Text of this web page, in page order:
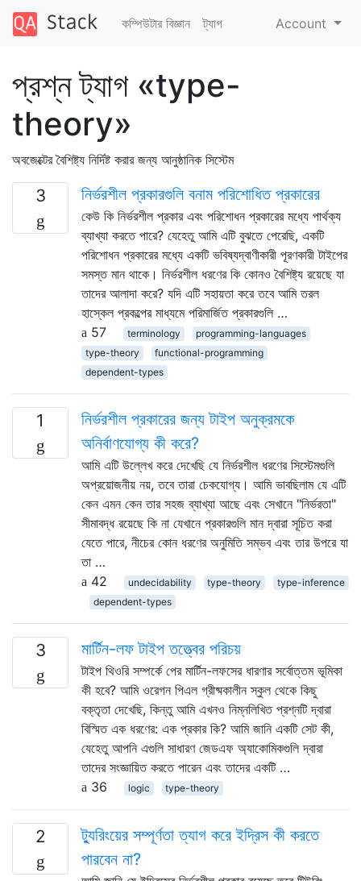
কম্পিউটার বিজ্ঞান ট্যাগ Account
প্রশ্ন ট্যাগ «type-
theory»
অবজেক্টের বৈশিষ্ট্য নির্দিষ্ট করার জন্য আনুষ্ঠানিক সিস্টেম
3 নির্ভরশীল প্রকারগুলি বনাম পরিশোধিত প্রকারের
কেউ কি নির্ভরশীল প্রকার এবং পরিশোধন প্রকারের মধ্যে পার্থক্য
ব্যাখ্যা করতে পারে? যেহেতু আমি এটি বুঝতে পেরেছি, একটি
পরিশোধন প্রকারের মধ্যে একটি ভবিষ্যদ্বাণীকারী পূরণকারী টাইপের
সমস্ত মান থাকে। নির্ভরশীল ধরণের কি কোনও বৈশিষ্ট্য রয়েছে যা
তাদের আলাদা করে? যদি এটি সহায়তা করে তবে আমি তরল
হাস্কেল প্রকল্পের মাধ্যমে পরিমার্জিত প্রকারগুলি …
57
terminology
programming-languages
type-theory
functional-programming
dependent-types
1
নির্ভরশীল প্রকারের জন্য টাইপ অনুক্রমকে
অনির্বাণযোগ্য কী করে?
আমি এটি উল্লেখ করে দেখেছি যে নির্ভরশীল ধরণের সিস্টেমগুলি
অপ্রয়োজনীয় নয়, তবে তারা চেকযোগ্য। আমি ভাবছিলাম যে এটি
কেন এমন কেন তার সহজ ব্যাখ্যা আছে এবং সেখানে "নির্ভরতা"
সীমাবদ্ধ রয়েছে কি না যেখানে প্রকারগুলি মান দ্বারা সূচিত করা
যেতে পারে, নীচের কোন ধরণের অনুমিতি সম্ভব এবং তার উপরে যা
তা …
42
undecidability type-theory
type-inference
dependent-types
3 মার্টিন-লফ টাইপ তত্ত্বের পরিচয়
টাইপ থিওরি সম্পর্কে পের মার্টিন-লফসের ধারণার সর্বোত্তম ভূমিকা
কী হবে? আমি ওরেগন পিএল গ্রীষ্মকালীন স্কুল থেকে কিছু
বক্তৃতা দেখেছি, কিন্তু আমি এখনও নিম্নলিখিত প্রশ্নটি দ্বারা
বিস্মিত এক ধরণের: এক প্রকার কি? আমি জানি একটি সেট কী,
যেহেতু আপনি এগুলি সাধারণ জেডএফ অ্যাকোমিকগুলি দ্বারা
তাদের সংজ্ঞায়িত করতে পারেন এবং তাদের একটি …
36
logic type-theory
2
ট্যুরিংয়ের সম্পূর্ণতা ত্যাগ করে ইদ্রিস কী করতে
পারবেন না?